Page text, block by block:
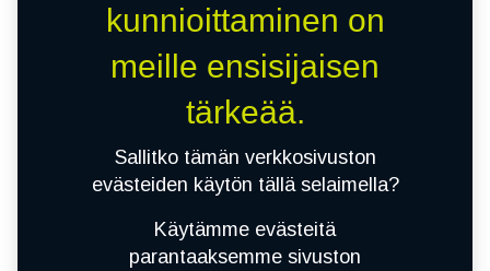
kunnioittaminen on
meille ensisijaisen
tärkeää.
Sallitko tämän verkkosivuston
evästeiden käytön tällä selaimella?
Käytämme evästeitä
parantaaksemme sivuston